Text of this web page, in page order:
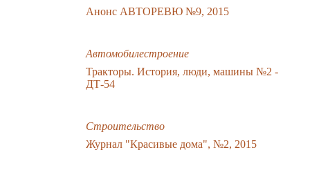
Анонс АВТОРЕВЮ №9, 2015
Автомобилестроение
Тракторы. История, люди, машины №2 -
ДТ-54
Строительство
Журнал "Красивые дома", №2, 2015